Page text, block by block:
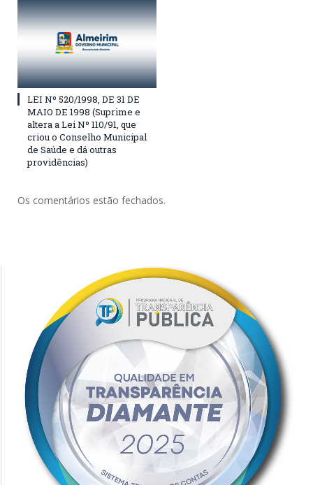
LEI Nº 520/1998, DE 31 DE
MAIO DE 1998 (Suprime e
altera a Lei Nº 110/91, que
criou o Conselho Municipal
de Saúde e dá outras
providências)
Os comentários estão fechados.